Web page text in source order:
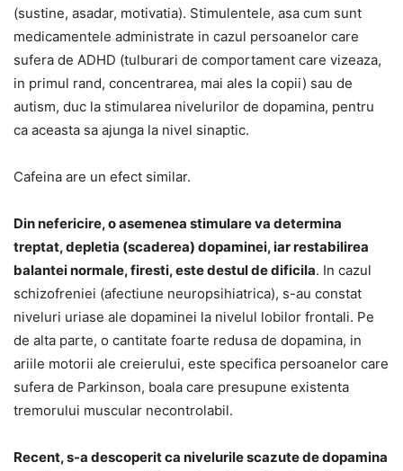
(sustine, asadar, motivatia). Stimulentele, asa cum sunt
medicamentele administrate in cazul persoanelor care
sufera de ADHD (tulburari de comportament care vizeaza,
in primul rand, concentrarea, mai ales la copii) sau de
autism, duc la stimularea nivelurilor de dopamina, pentru
ca aceasta sa ajunga la nivel sinaptic.
Cafeina are un efect similar.
Din nefericire, o asemenea stimulare va determina
treptat, depletia (scaderea) dopaminei, iar restabilirea
balantei normale, firesti, este destul de dificila. In cazul
schizofreniei (afectiune neuropsihiatrica), s-au constat
niveluri uriase ale dopaminei la nivelul lobilor frontali. Pe
de alta parte, o cantitate foarte redusa de dopamina, in
ariile motorii ale creierului, este specifica persoanelor care
sufera de Parkinson, boala care presupune existenta
tremorului muscular necontrolabil.
Recent, s-a descoperit ca nivelurile scazute de dopamina